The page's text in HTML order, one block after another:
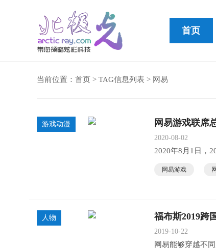
首页
当前位置： 首页 > TAG信息列表 > 网易
游戏动漫 网易游戏联席
2020-08-02
2020年8月1日，
网易游戏
人物 福布斯2019跨
2019-10-22
网易能够穿越不
Cleer STAGE